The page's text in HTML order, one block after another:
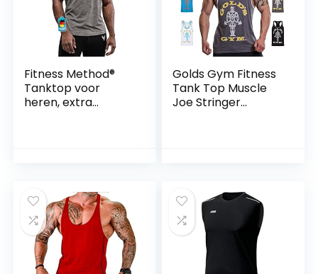
Fitness Method®
Tanktop voor
heren, extra
Golds Gym Fitness
Tank Top Muscle
Joe Stringer